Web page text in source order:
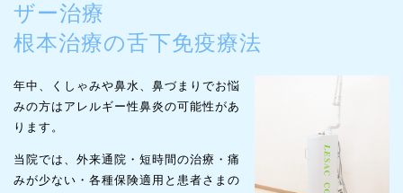
ザー治療
根本治療の舌下免疫療法
年中、くしゃみや鼻水、鼻づまりでお悩
みの方はアレルギー性鼻炎の可能性があ
ります。
当院では、外来通院・短時間の治療・痛
みが少ない・各種保険適用と患者さまの